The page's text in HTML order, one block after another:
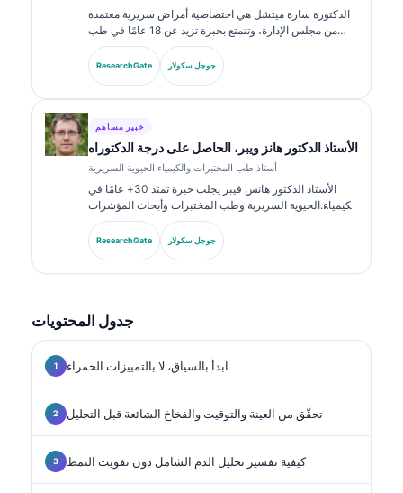
الدكتورة سارة ميتشل هي اختصاصية أمراض سريرية معتمدة
من مجلس الإدارة، وتتمتع بخبرة تزيد عن 18 عامًا في طب
المختبرات والتحليل التشخيصي. تحمل شهادات تخصص في
الكيمياء السريرية، ونشرت على نطاق واسع حول لوحات
ResearchGate جوجل سكولار
خبير مساهم
الأستاذ الدكتور هانز ويبر، الحاصل على درجة الدكتوراه
أستاذ طب المختبرات والكيمياء الحيوية السريرية
الأستاذ الدكتور هانس فيبر يجلب خبرة تمتد 30+ عامًا في
الكيمياء الحيوية السريرية وطب المختبرات وأبحاث المؤشرات
الحيوية. بصفته الرئيس السابق للجمعية الألمانية للكيمياء
السريرية، يتخصص في تحليل لوحات التشخيص، وتوحيد
المؤشرات الحيوية، والطب المخبري المدعوم بالذكاء
ResearchGate جوجل سكولار
جدول المحتويات
ابدأ بالسياق، لا بالتمييزات الحمراء
تحقّق من العينة والتوقيت والفخاخ الشائعة قبل التحليل
كيفية تفسير تحليل الدم الشامل دون تفويت النمط